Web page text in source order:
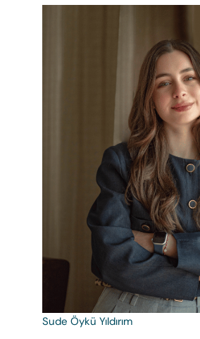
Sude Öykü Yıldırım